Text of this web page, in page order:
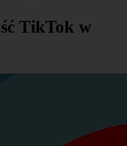
TikTok w